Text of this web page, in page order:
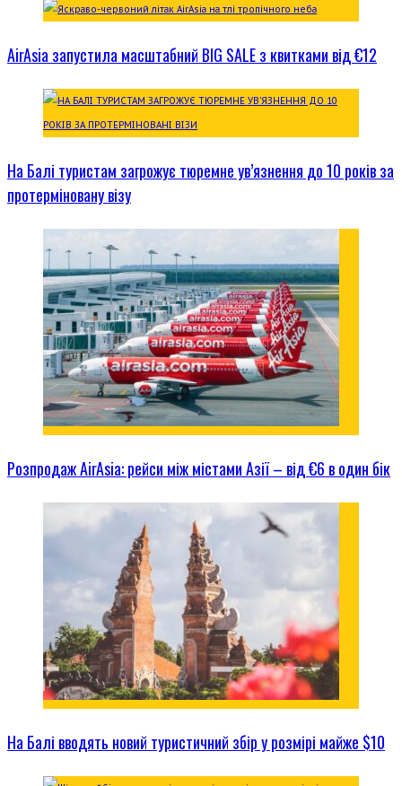
AirAsia запустила масштабний BIG SALE з квитками від €12
На Балі туристам загрожує тюремне ув’язнення до 10 років за
протерміновану візу
Розпродаж AirAsia: рейси між містами Азії – від €6 в один бік
На Балі вводять новий туристичний збір у розмірі майже $10